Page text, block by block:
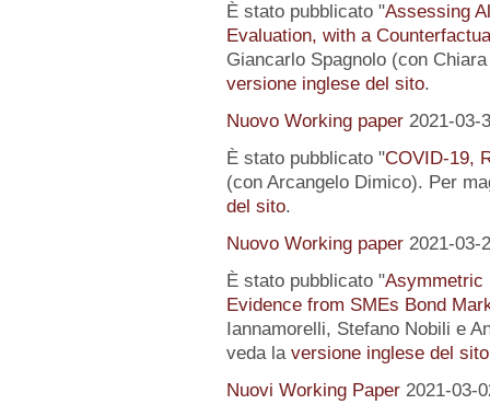
È stato pubblicato "Assessing
Evaluation, with a
Giancarlo Spagnolo (con
versione inglese del sito.
Nuovo Working paper 2021-03-
È stato pubblicato "COVID-19,
(con Arcangelo Dimico). Per
del sito.
Nuovo Working paper 2021-03-
È stato pubblicato "Asymmetric
Evidence from SMEs Bond
Iannamorelli, Stefano Nobili e
veda la versione inglese del sito
Nuovi Working Paper 2021-03-